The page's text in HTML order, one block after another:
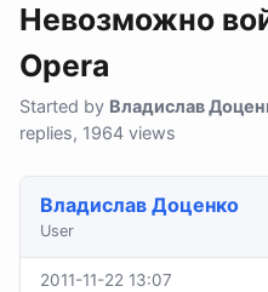
Невозможно
Opera
Started by Владислав
replies, 1964 views
Владислав Доценко
User
2011-11-22 13:07